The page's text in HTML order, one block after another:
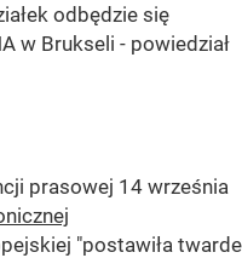
odbędzie się
w Brukseli - powiedział
prasowej 14 września
"postawiła twarde